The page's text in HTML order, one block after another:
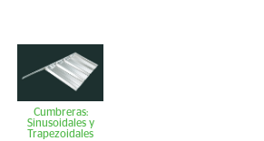
Cumbreras:
Sinusoidales y
Trapezoidales